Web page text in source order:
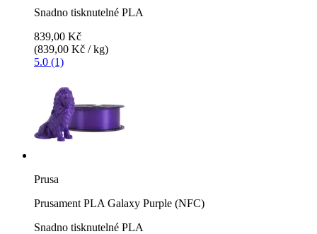
Snadno tisknutelné PLA
839,00 Kč
(839,00 Kč / kg)
5.0 (1)
Prusa
Prusament PLA Galaxy Purple (NFC)
Snadno tisknutelné PLA